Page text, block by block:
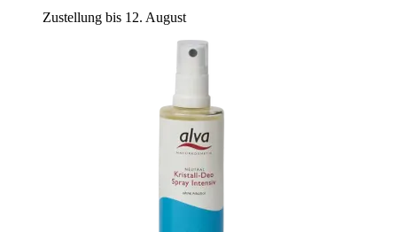
Zustellung bis 12. August